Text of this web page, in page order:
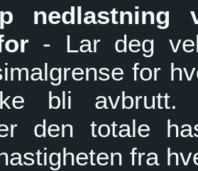
nedlastning
- Lar deg
for
bli avbrutt.
den totale
fra